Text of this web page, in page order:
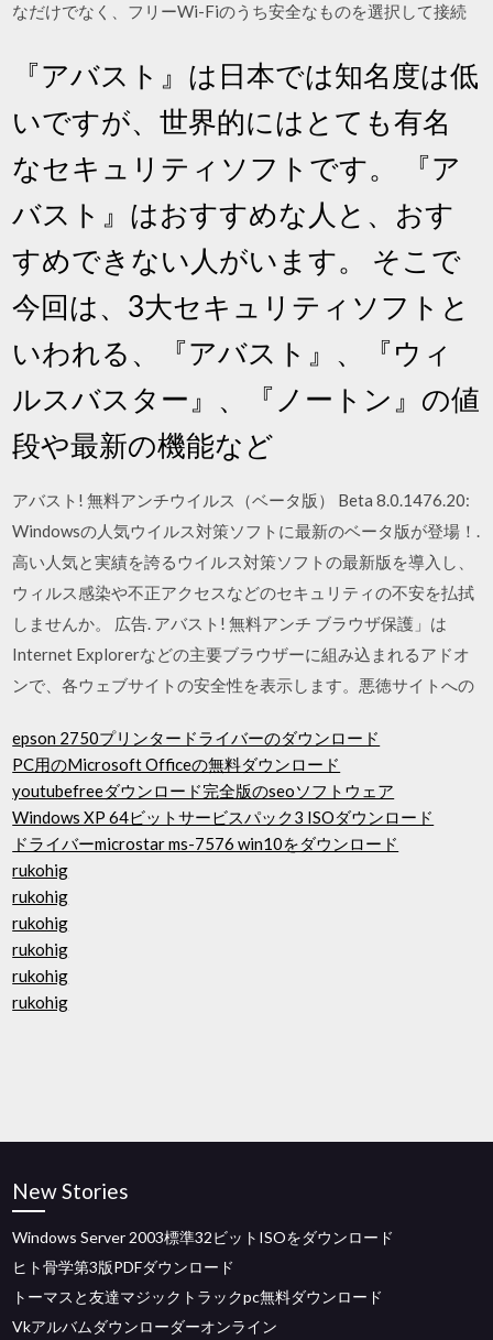
なだけでなく、フリーWi-Fiのうち安全なものを選択して接続
『アバスト』は日本では知名度は低
いですが、世界的にはとても有名
なセキュリティソフトです。 『ア
バスト』はおすすめな人と、おす
すめできない人がいます。 そこで
今回は、3大セキュリティソフトと
いわれる、『アバスト』、『ウィ
ルスバスター』、『ノートン』の値
段や最新の機能など
アバスト! 無料アンチウイルス（ベータ版） Beta 8.0.1476.20:
Windowsの人気ウイルス対策ソフトに最新のベータ版が登場！.
高い人気と実績を誇るウイルス対策ソフトの最新版を導入し、
ウィルス感染や不正アクセスなどのセキュリティの不安を払拭
しませんか。 広告. アバスト! 無料アンチ ブラウザ保護」は
Internet Explorerなどの主要ブラウザーに組み込まれるアドオ
ンで、各ウェブサイトの安全性を表示します。悪徳サイトへの
epson 2750プリンタードライバーのダウンロード
PC用のMicrosoft Officeの無料ダウンロード
youtubefreeダウンロード完全版のseoソフトウェア
Windows XP 64ビットサービスパック3 ISOダウンロード
ドライバーmicrostar ms-7576 win10をダウンロード
rukohig
rukohig
rukohig
rukohig
rukohig
rukohig
New Stories
Windows Server 2003標準32ビットISOをダウンロード
ヒト骨学第3版PDFダウンロード
トーマスと友達マジックトラックpc無料ダウンロード
Vkアルバムダウンローダーオンライン